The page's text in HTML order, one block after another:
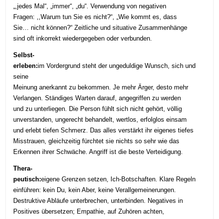
„,jedes Mal“, „immer“, „du“. Verwendung von negativen
Fragen: ,,Warum tun Sie es nicht?“, „Wie kommt es, dass
Sie… nicht können?“ Zeitliche und situative Zusammenhänge
sind oft inkorrekt wiedergegeben oder verbunden.
Selbst-
erleben:im Vordergrund steht der ungeduldige Wunsch, sich und
seine
Meinung anerkannt zu bekommen. Je mehr Ärger, desto mehr
Verlangen. Ständiges Warten darauf, angegriffen zu werden
und zu unterliegen. Die Person fühlt sich nicht gehört, völlig
unverstanden, ungerecht behandelt, wertlos, erfolglos einsam
und erlebt tiefen Schmerz. Das alles verstärkt ihr eigenes tiefes
Misstrauen, gleichzeitig fürchtet sie nichts so sehr wie das
Erkennen ihrer Schwäche. Angriff ist die beste Verteidigung.
Thera-
peutisch:eigene Grenzen setzen, Ich-Botschaften. Klare Regeln
einführen: kein Du, kein Aber, keine Verallgemeinerungen.
Destruktive Abläufe unterbrechen, unterbinden. Negatives in
Positives übersetzen; Empathie, auf Zuhören achten,